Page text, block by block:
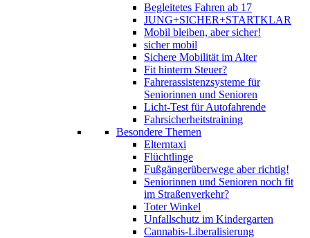
Begleitetes Fahren ab 17
JUNG+SICHER+STARTKLAR
Mobil bleiben, aber sicher!
sicher mobil
Sichere Mobilität im Alter
Fit hinterm Steuer?
Fahrerassistenzsysteme für
Seniorinnen und Senioren
Licht-Test für Autofahrende
Fahrsicherheitstraining
Besondere Themen
Elterntaxi
Flüchtlinge
Fußgängerüberwege aber richtig!
Seniorinnen und Senioren noch fit
im Straßenverkehr?
Toter Winkel
Unfallschutz im Kindergarten
Cannabis-Liberalisierung